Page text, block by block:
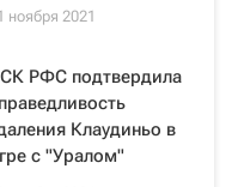
ноября 2021
РФС подтвердила
Клаудиньо в
с "Уралом"